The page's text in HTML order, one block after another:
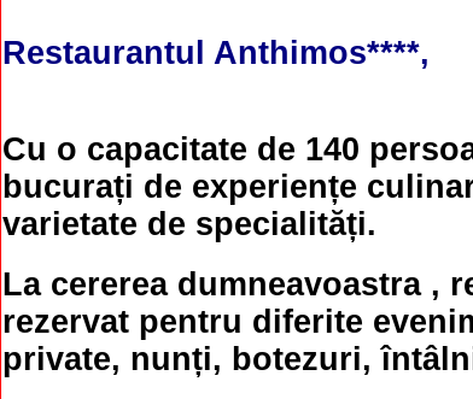
Restaurantul Anthimos****,
Cu o capacitate de 140
bucurați de experiențe
varietate de specialități.
La cererea dumneavoastra ,
rezervat pentru diferite
private, nunți, botezuri,